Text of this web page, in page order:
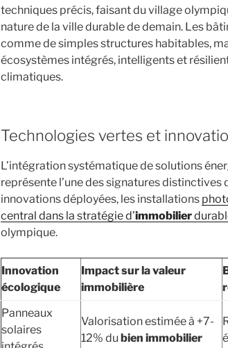
techniques précis, faisant du village
nature de la ville durable de demain. Les
comme de simples structures habitables,
écosystèmes intégrés, intelligents et
climatiques.
Technologies vertes et
L’intégration systématique de solutions
représente l’une des signatures distinctives
innovations déployées, les installations
central dans la stratégie d’immobilier
olympique.
Innovation
écologique
Impact sur la valeur
immobilière
Panneaux
solaires
Valorisation estimée à +7-
12% du bien immobilier